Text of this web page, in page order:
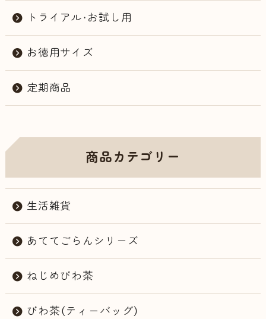
トライアル・お試し用
お徳用サイズ
定期商品
商品カテゴリー
生活雑貨
あててごらんシリーズ
ねじめびわ茶
びわ茶（ティーバッグ）